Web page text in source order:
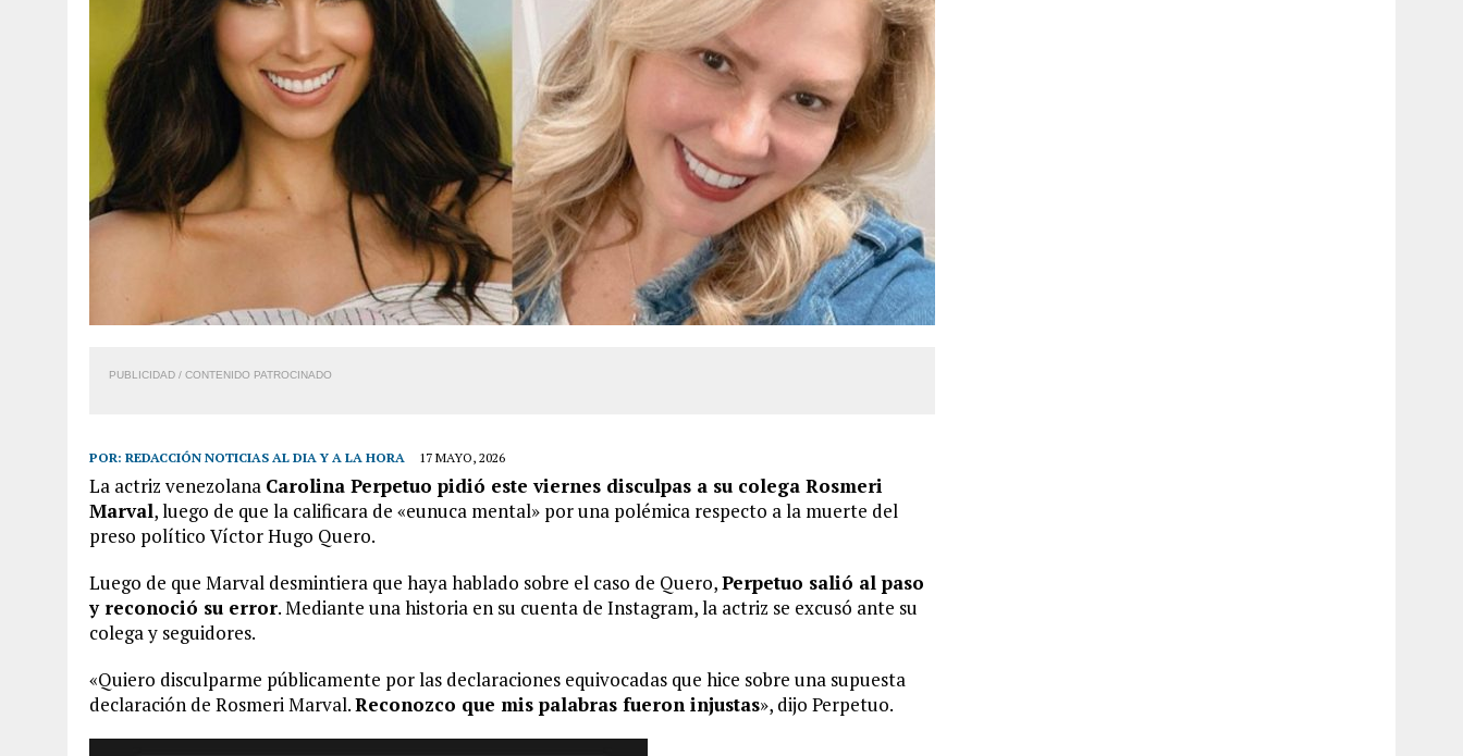
PUBLICIDAD / CONTENIDO PATROCINADO
POR: REDACCIÓN NOTICIAS AL DIA Y A LA HORA 17 MAYO, 2026
La actriz venezolana Carolina Perpetuo pidió este viernes disculpas a su colega Rosmeri
Marval, luego de que la calificara de «eunuca mental» por una polémica respecto a la muerte del
preso político Víctor Hugo Quero.
Luego de que Marval desmintiera que haya hablado sobre el caso de Quero,Perpetuo salió al paso
y reconoció su error. Mediante una historia en su cuenta de Instagram, la actriz se excusó ante su
colega y seguidores.
«Quiero disculparme públicamente por las declaraciones equivocadas que hice sobre una supuesta
declaración de Rosmeri Marval.Reconozco que mis palabras fueron injustas», dijo Perpetuo.